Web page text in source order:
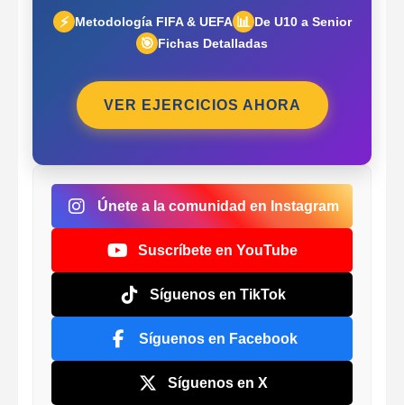
⚡ Metodología FIFA & UEFA 📊 De U10 a Senior
🎯 Fichas Detalladas
VER EJERCICIOS AHORA
Únete a la comunidad en Instagram
Suscríbete en YouTube
Síguenos en TikTok
Síguenos en Facebook
Síguenos en X